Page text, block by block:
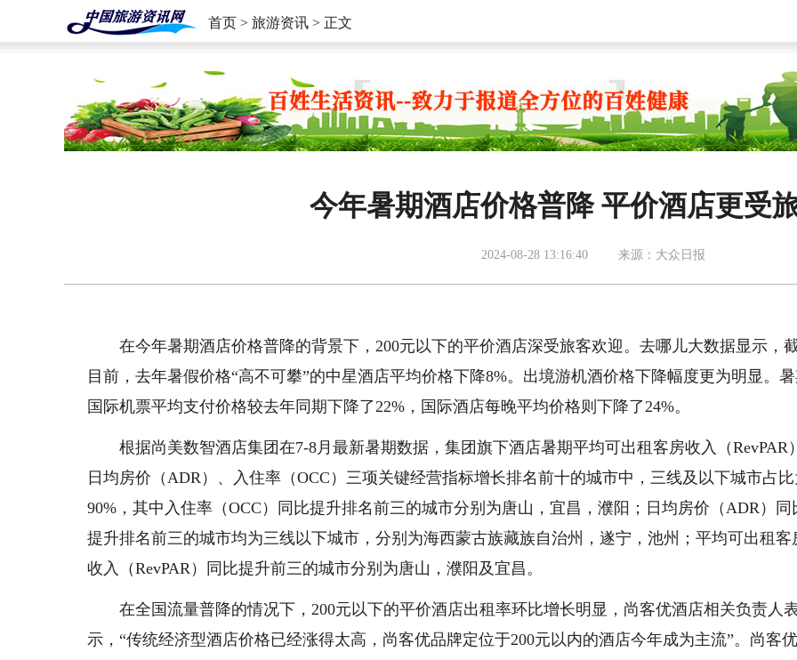
首页 > 旅游资讯 > 正文
今年暑期酒店价格普降 平价酒店更受
2024-08-28 13:16:40 来源：大众日报
在今年暑期酒店价格普降的背景下，200元以下的平价酒店深受旅客欢迎。去哪儿大数据显示，
目前，去年暑假价格“高不可攀”的中星酒店平均价格下降8%。出境游机酒价格下降幅度更为明显。
国际机票平均支付价格较去年同期下降了22%，国际酒店每晚平均价格则下降了24%。
根据尚美数智酒店集团在7-8月最新暑期数据，集团旗下酒店暑期平均可出租客房收入（RevPAR
日均房价（ADR）、入住率（OCC）三项关键经营指标增长排名前十的城市中，三线及以下城市占
90%，其中入住率（OCC）同比提升排名前三的城市分别为唐山，宜昌，濮阳；日均房价（ADR）同
提升排名前三的城市均为三线以下城市，分别为海西蒙古族藏族自治州，遂宁，池州；平均可出租客
收入（RevPAR）同比提升前三的城市分别为唐山，濮阳及宜昌。
在全国流量普降的情况下，200元以下的平价酒店出租率环比增长明显，尚客优酒店相关负责人
示，“传统经济型酒店价格已经涨得太高，尚客优品牌定位于200元以内的酒店今年成为主流”。尚客